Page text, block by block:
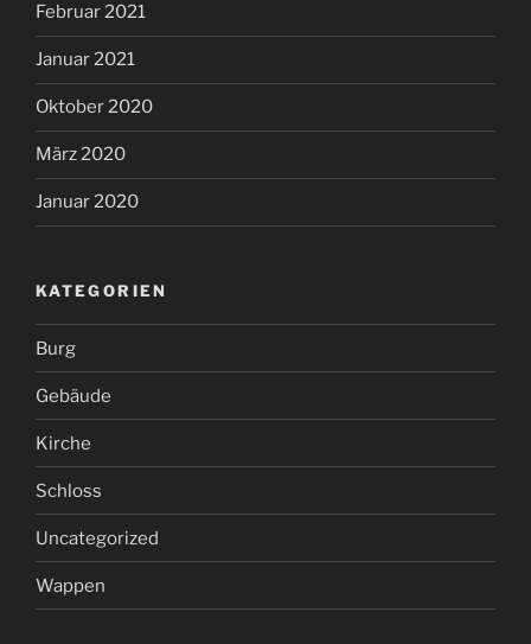
Februar 2021
Januar 2021
Oktober 2020
März 2020
Januar 2020
KATEGORIEN
Burg
Gebäude
Kirche
Schloss
Uncategorized
Wappen